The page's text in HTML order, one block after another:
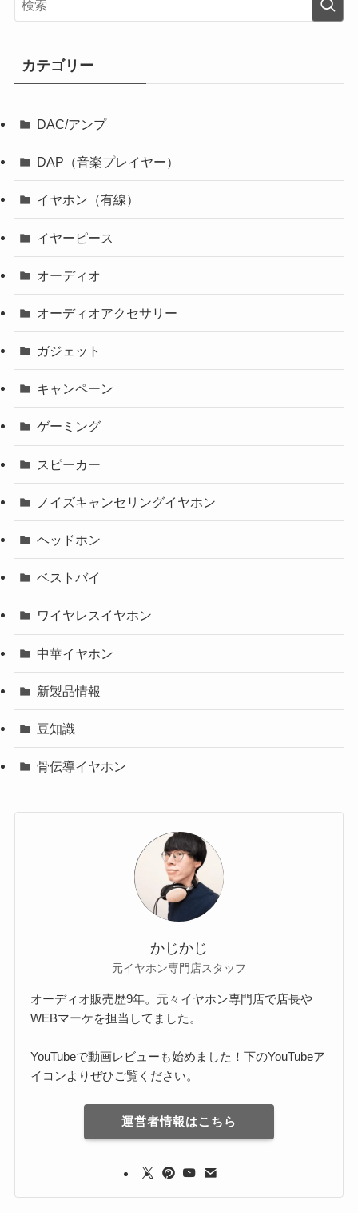
カテゴリー
DAC/アンプ
DAP（音楽プレイヤー）
イヤホン（有線）
イヤーピース
オーディオ
オーディオアクセサリー
ガジェット
キャンペーン
ゲーミング
スピーカー
ノイズキャンセリングイヤホン
ヘッドホン
ベストバイ
ワイヤレスイヤホン
中華イヤホン
新製品情報
豆知識
骨伝導イヤホン
かじかじ
元イヤホン専門店スタッフ
オーディオ販売歴9年。元々イヤホン専門店で店長や
WEBマーケを担当してました。
YouTubeで動画レビューも始めました！下のYouTubeア
イコンよりぜひご覧ください。
運営者情報はこちら